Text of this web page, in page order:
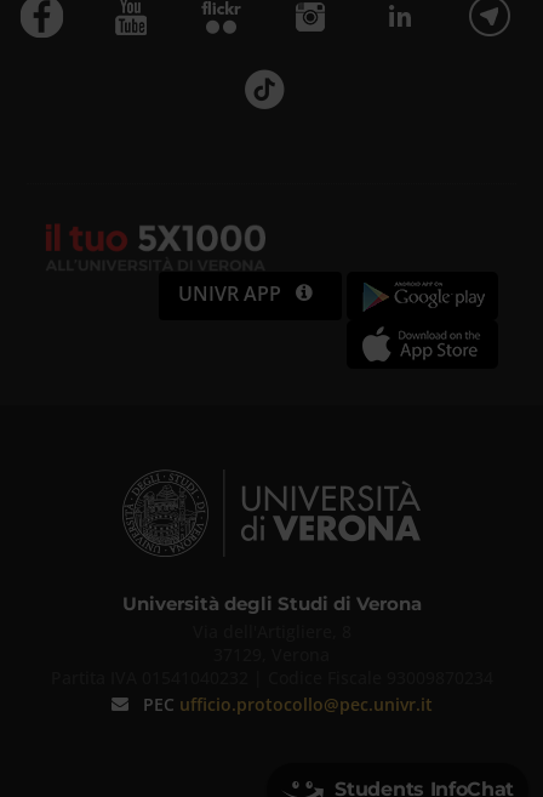
UNIVR APP
Università degli Studi di Verona
PEC ufficio.protocollo@pec.univr.it
Students InfoChat